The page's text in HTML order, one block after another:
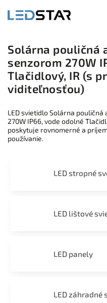
Solárna pouličná
senzorom 270W
Tlačidlový, IR (s
viditeľnosťou)
LED svietidlo Solárna
270W IP66, vode odolné
poskytuje rovnomerné a
používanie.
LED stropné
LED lištové
LED panely
LED záhradné